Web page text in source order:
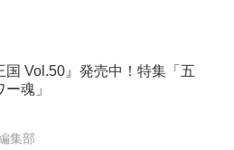
国 Vol.50』発売中！特集「五
魂」
集部